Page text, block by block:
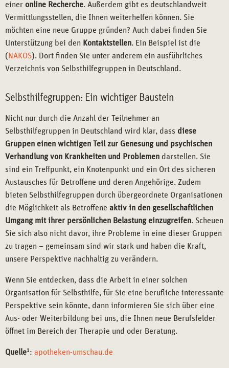
einer online Recherche. Außerdem gibt es deutschlandweit
Vermittlungsstellen, die Ihnen weiterhelfen können. Sie
möchten eine neue Gruppe gründen? Auch dabei finden Sie
Unterstützung bei den Kontaktstellen. Ein Beispiel ist die
(NAKOS). Dort finden Sie unter anderem ein ausführliches
Verzeichnis von Selbsthilfegruppen in Deutschland.
Selbsthilfegruppen: Ein wichtiger Baustein
Nicht nur durch die Anzahl der Teilnehmer an
Selbsthilfegruppen in Deutschland wird klar, dass diese
Gruppen einen wichtigen Teil zur Genesung und psychischen
Verhandlung von Krankheiten und Problemen darstellen. Sie
sind ein Treffpunkt, ein Knotenpunkt und ein Ort des sicheren
Austausches für Betroffene und deren Angehörige. Zudem
bieten Selbsthilfegruppen durch übergeordnete Organisationen
die Möglichkeit als Betroffene aktiv in den gesellschaftlichen
Umgang mit ihrer persönlichen Belastung einzugreifen. Scheuen
Sie sich also nicht davor, ihre Probleme in eine dieser Gruppen
zu tragen – gemeinsam sind wir stark und haben die Kraft,
unsere Perspektive nachhaltig zu verändern.
Wenn Sie entdecken, dass die Arbeit in einer solchen
Organisation für Selbsthilfe, für Sie eine berufliche interessante
Perspektive sein könnte, dann informieren Sie sich über eine
Aus- oder Weiterbildung bei uns, die Ihnen neue Berufsfelder
öffnet im Bereich der Therapie und oder Beratung.
Quelle1 : apotheken-umschau.de